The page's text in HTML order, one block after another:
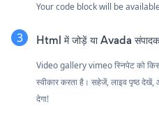
Your code block will be
Html में जोड़ें या Avada
Video gallery vimeo स्निपेट को
स्वीकार करता है। सहेजें, लाइव पृष्ठ
देगा!